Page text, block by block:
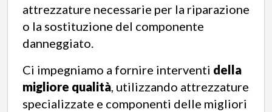
attrezzature necessarie per la riparazione
o la sostituzione del componente
danneggiato.
Ci impegniamo a fornire interventi della
migliore qualità , utilizzando attrezzature
specializzate e componenti delle migliori